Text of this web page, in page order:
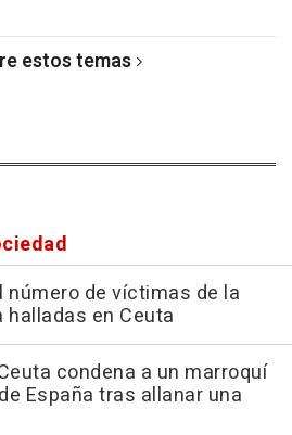
estos temas
número de víctimas de la
en Ceuta
condena a un marroquí
España tras allanar una